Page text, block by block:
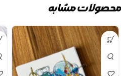
محصولات مشابه